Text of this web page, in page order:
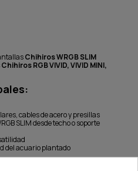
Chihiros WRGB SLIM
Chihiros RGB VIVID, VIVID MINI,
cables de acero y presillas
SLIM desde techo o soporte
del acuario plantado